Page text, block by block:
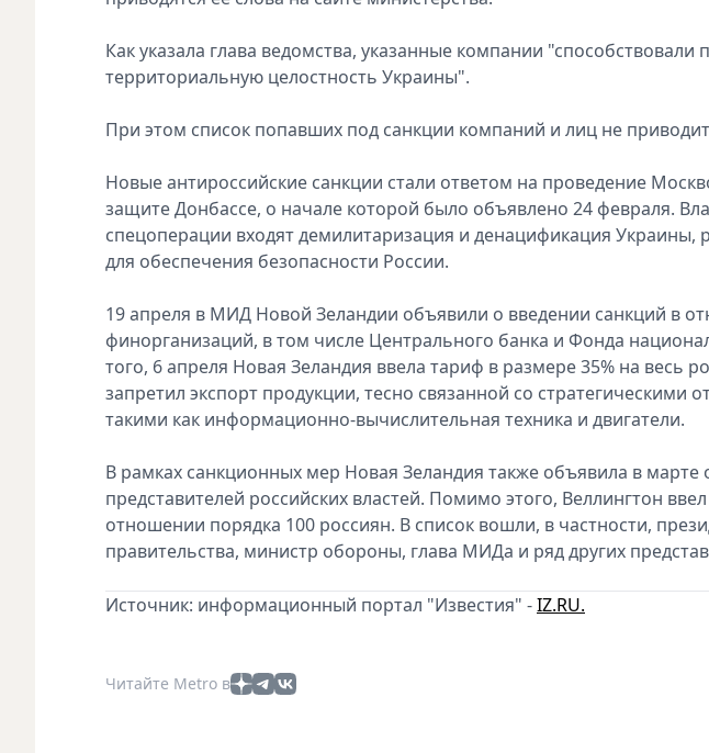
Как указала глава ведомства, указанные компании "способствовали
территориальную целостность Украины".
При этом список попавших под санкции компаний и лиц не
Новые антироссийские санкции стали ответом на проведение
защите Донбассе, о начале которой было объявлено 24 февраля.
спецоперации входят демилитаризация и денацификация Украины,
для обеспечения безопасности России.
19 апреля в МИД Новой Зеландии объявили о введении санкций в
финорганизаций, в том числе Центрального банка и Фонда
того, 6 апреля Новая Зеландия ввела тариф в размере 35% на весь
запретил экспорт продукции, тесно связанной со
такими как информационно-вычислительная техника и двигатели.
В рамках санкционных мер Новая Зеландия также объявила в марте
представителей российских властей. Помимо этого, Веллингтон
отношении порядка 100 россиян. В список вошли, в частности,
правительства, министр обороны, глава МИДа и ряд других
Источник: информационный портал "Известия" -IZ.RU.
Читайте Metro в